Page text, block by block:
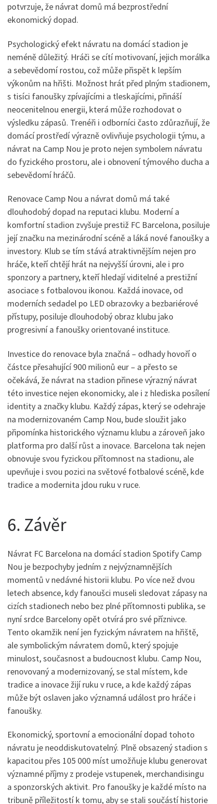
potvrzuje, že návrat domů má bezprostřední
ekonomický dopad.
Psychologický efekt návratu na domácí stadion je
neméně důležitý. Hráči se cítí motivovaní, jejich morálka
a sebevědomí rostou, což může přispět k lepším
výkonům na hřišti. Možnost hrát před plným stadionem,
s tisíci fanoušky zpívajícími a tleskajícími, přináší
neocenitelnou energii, která může rozhodovat o
výsledku zápasů. Trenéři i odborníci často zdůrazňují, že
domácí prostředí výrazně ovlivňuje psychologii týmu, a
návrat na Camp Nou je proto nejen symbolem návratu
do fyzického prostoru, ale i obnovení týmového ducha a
sebevědomí hráčů.
Renovace Camp Nou a návrat domů má také
dlouhodobý dopad na reputaci klubu. Moderní a
komfortní stadion zvyšuje prestiž FC Barcelona, posiluje
její značku na mezinárodní scéně a láká nové fanoušky a
investory. Klub se tím stává atraktivnějším nejen pro
hráče, kteří chtějí hrát na nejvyšší úrovni, ale i pro
sponzory a partnery, kteří hledají viditelné a prestižní
asociace s fotbalovou ikonou. Každá inovace, od
moderních sedadel po LED obrazovky a bezbariérové
přístupy, posiluje dlouhodobý obraz klubu jako
progresivní a fanoušky orientované instituce.
Investice do renovace byla značná – odhady hovoří o
částce přesahující 900 milionů eur – a přesto se
očekává, že návrat na stadion přinese výrazný návrat
této investice nejen ekonomicky, ale i z hlediska posílení
identity a značky klubu. Každý zápas, který se odehraje
na modernizovaném Camp Nou, bude sloužit jako
připomínka historického významu klubu a zároveň jako
platforma pro další růst a inovace. Barcelona tak nejen
obnovuje svou fyzickou přítomnost na stadionu, ale
upevňuje i svou pozici na světové fotbalové scéně, kde
tradice a modernita jdou ruku v ruce.
6. Závěr
Návrat FC Barcelona na domácí stadion Spotify Camp
Nou je bezpochyby jedním z nejvýznamnějších
momentů v nedávné historii klubu. Po více než dvou
letech absence, kdy fanoušci museli sledovat zápasy na
cizích stadionech nebo bez plné přítomnosti publika, se
nyní srdce Barcelony opět otvírá pro své příznivce.
Tento okamžik není jen fyzickým návratem na hřiště,
ale symbolickým návratem domů, který spojuje
minulost, současnost a budoucnost klubu. Camp Nou,
renovovaný a modernizovaný, se stal místem, kde
tradice a inovace žijí ruku v ruce, a kde každý zápas
může být oslaven jako významná událost pro hráče i
fanoušky.
Ekonomický, sportovní a emocionální dopad tohoto
návratu je neoddiskutovatelný. Plně obsazený stadion s
kapacitou přes 105 000 míst umožňuje klubu generovat
významné příjmy z prodeje vstupenek, merchandisingu
a sponzorských aktivit. Pro fanoušky je každé místo na
tribuně příležitostí k tomu, aby se stali součástí historie